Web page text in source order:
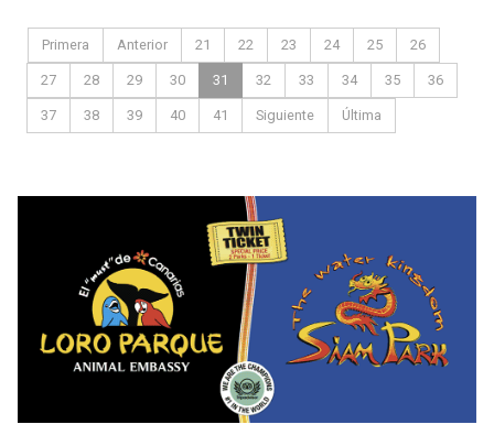
Primera Anterior 21 22 23 24 25 26
27 28 29 30 31 32 33 34 35 36
37 38 39 40 41 Siguiente Última